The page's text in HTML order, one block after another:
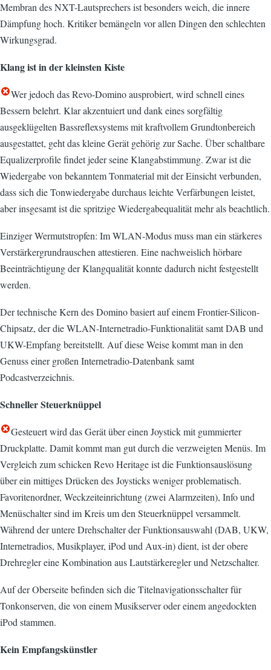
Membran des NXT-Lautsprechers ist besonders weich, die innere
Dämpfung hoch. Kritiker bemängeln vor allen Dingen den schlechten
Wirkungsgrad.
Klang ist in der kleinsten Kiste
Wer jedoch das Revo-Domino ausprobiert, wird schnell eines
Bessern belehrt. Klar akzentuiert und dank eines sorgfältig
ausgeklügelten Bassreflexsystems mit kraftvollem Grundtonbereich
ausgestattet, geht das kleine Gerät gehörig zur Sache. Über schaltbare
Equalizerprofile findet jeder seine Klangabstimmung. Zwar ist die
Wiedergabe von bekanntem Tonmaterial mit der Einsicht verbunden,
dass sich die Tonwiedergabe durchaus leichte Verfärbungen leistet,
aber insgesamt ist die spritzige Wiedergabequalität mehr als beachtlich.
Einziger Wermutstropfen: Im WLAN-Modus muss man ein stärkeres
Verstärkergrundrauschen attestieren. Eine nachweislich hörbare
Beeinträchtigung der Klangqualität konnte dadurch nicht festgestellt
werden.
Der technische Kern des Domino basiert auf einem Frontier-Silicon-
Chipsatz, der die WLAN-Internetradio-Funktionalität samt DAB und
UKW-Empfang bereitstellt. Auf diese Weise kommt man in den
Genuss einer großen Internetradio-Datenbank samt
Podcastverzeichnis.
Schneller Steuerknüppel
Gesteuert wird das Gerät über einen Joystick mit gummierter
Druckplatte. Damit kommt man gut durch die verzweigten Menüs. Im
Vergleich zum schicken Revo Heritage ist die Funktionsauslösung
über ein mittiges Drücken des Joysticks weniger problematisch.
Favoritenordner, Weckzeiteinrichtung (zwei Alarmzeiten), Info und
Menüschalter sind im Kreis um den Steuerknüppel versammelt.
Während der untere Drehschalter der Funktionsauswahl (DAB, UKW,
Internetradios, Musikplayer, iPod und Aux-in) dient, ist der obere
Drehregler eine Kombination aus Lautstärkeregler und Netzschalter.
Auf der Oberseite befinden sich die Titelnavigationsschalter für
Tonkonserven, die von einem Musikserver oder einem angedockten
iPod stammen.
Kein Empfangskünstler